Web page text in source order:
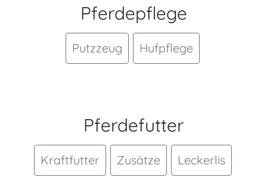
Pferdepflege
Putzzeug Hufpflege
Pferdefutter
Kraftfutter Zusätze Leckerlis